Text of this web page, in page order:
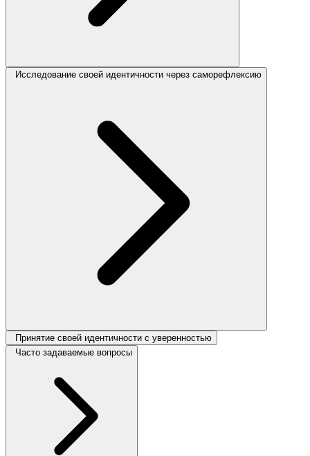
Исследование своей идентичности через саморефлексию
Принятие своей идентичности с уверенностью
Часто задаваемые вопросы